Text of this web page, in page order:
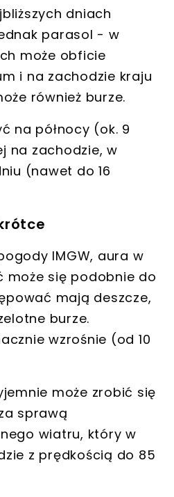
dniach
parasol - w
może obficie
i na zachodzie kraju
również burze.
na północy (ok. 9
na zachodzie, w
(nawet do 16
IMGW, aura w
może się podobnie do
mają deszcze,
burze.
wzrośnie (od 10
może zrobić się
sprawą
wiatru, który w
z prędkością do 85